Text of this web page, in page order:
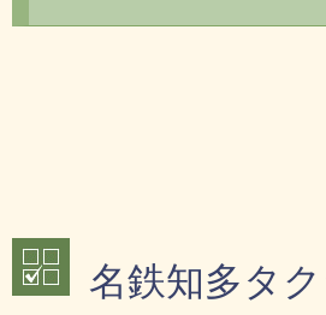
名鉄知多タ